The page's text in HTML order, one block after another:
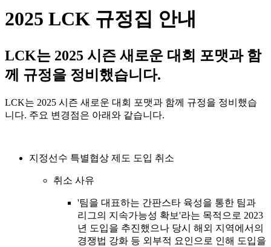
2025 LCK 규정집 안내
LCK는 2025 시즌 새로운 대회 포맷과 함
께 규정을 정비했습니다.
LCK는 2025 시즌 새로운 대회 포맷과 함께 규정을 정비했습
니다. 주요 변경점은 아래와 같습니다.
지정선수 특별협상 제도 도입 취소
취소 사유
'팀을 대표하는 간판스타 육성을 통한 팀과
리그의 지속가능성 확보'라는 목적으로 2023
년 도입을 추진했으나 당시 해외 지역에서의
경쟁법 강화 등 외부적 요인으로 인해 도입을